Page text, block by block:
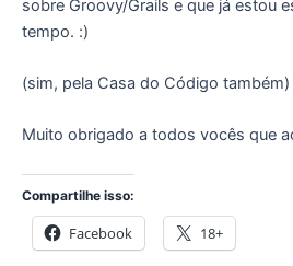
sobre Groovy/Grails e que já estou
tempo. :)
(sim, pela Casa do Código também)
Muito obrigado a todos vocês que
Compartilhe isso:
Facebook 18+